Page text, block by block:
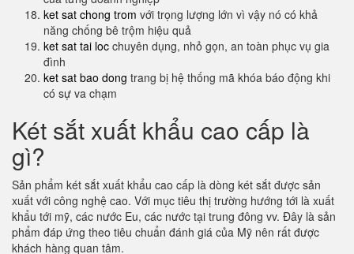
ket sat chong trom với trọng lượng lớn vì vậy nó có khả
năng chống bê trộm hiệu quả
ket sat tai loc chuyên dụng, nhỏ gọn, an toàn phục vụ gia
đình
ket sat bao dong trang bị hệ thống mã khóa báo động khi
có sự va chạm
Két sắt xuất khẩu cao cấp là
gì?
Sản phẩm két sắt xuất khẩu cao cấp là dòng két sắt được sản
xuất với công nghệ cao. Với mục tiêu thị trường hướng tới là xuất
khẩu tới mỹ, các nước Eu, các nước tại trung đông vv. Đây là sản
phẩm đáp ứng theo tiêu chuẩn đánh giá của Mỹ nên rất được
khách hàng quan tâm.